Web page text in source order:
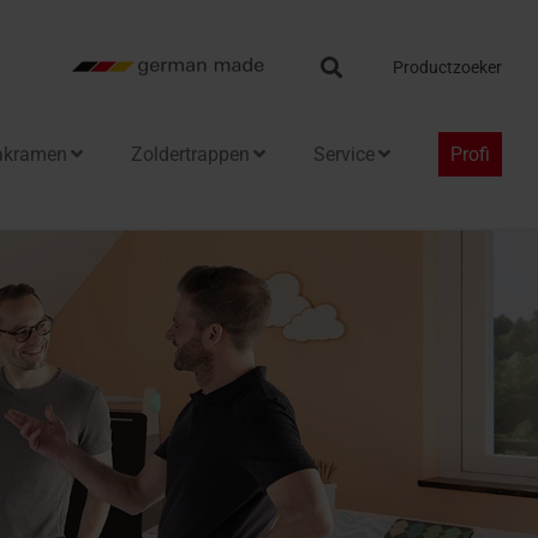
Productzoeker
Search
Zoldertrappen Service Profi